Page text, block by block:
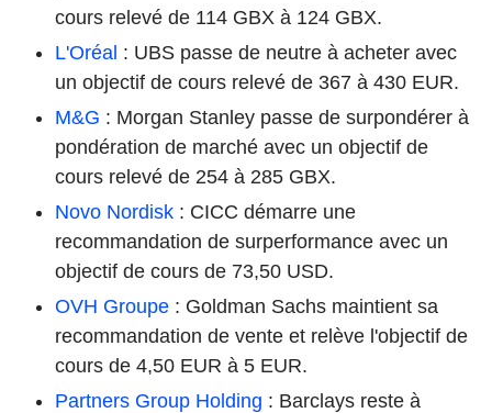
cours relevé de 114 GBX à 124 GBX.
L'Oréal : UBS passe de neutre à acheter avec
un objectif de cours relevé de 367 à 430 EUR.
M&G : Morgan Stanley passe de surpondérer à
pondération de marché avec un objectif de
cours relevé de 254 à 285 GBX.
Novo Nordisk : CICC démarre une
recommandation de surperformance avec un
objectif de cours de 73,50 USD.
OVH Groupe : Goldman Sachs maintient sa
recommandation de vente et relève l'objectif de
cours de 4,50 EUR à 5 EUR.
Partners Group Holding : Barclays reste à